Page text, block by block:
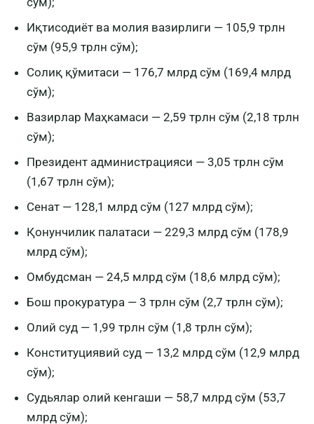
Иқтисодиёт ва молия вазирлиги — 105,9 трлн
сўм (95,9 трлн сўм);
Солиқ қўмитаси — 176,7 млрд сўм (169,4 млрд
сўм);
Вазирлар Маҳкамаси — 2,59 трлн сўм (2,18 трлн
сўм);
Президент администрацияси — 3,05 трлн сўм
(1,67 трлн сўм);
Сенат — 128,1 млрд сўм (127 млрд сўм);
Қонунчилик палатаси — 229,3 млрд сўм (178,9
млрд сўм);
Омбудсман — 24,5 млрд сўм (18,6 млрд сўм);
Бош прокуратура — 3 трлн сўм (2,7 трлн сўм);
Олий суд — 1,99 трлн сўм (1,8 трлн сўм);
Конституциявий суд — 13,2 млрд сўм (12,9 млрд
сўм);
Судьялар олий кенгаши — 58,7 млрд сўм (53,7
млрд сўм);